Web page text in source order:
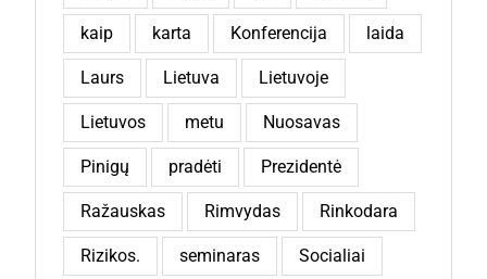
kaip karta Konferencija laida
Laurs Lietuva Lietuvoje
Lietuvos metu Nuosavas
Pinigų pradėti Prezidentė
Ražauskas Rimvydas Rinkodara
Rizikos. seminaras Socialiai